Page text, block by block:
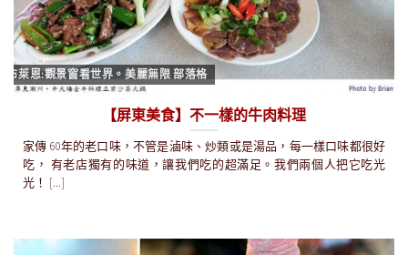
布萊恩:觀景窗看世界。美麗無限 部落格
【屏東美食】不一樣的牛肉料理
家傳 60年的老口味，不管是滷味、炒類或是湯品，每一樣口味都很好
吃， 有老店獨有的味道，讓我們吃的超滿足。我們兩個人把它吃光
光！ [...]